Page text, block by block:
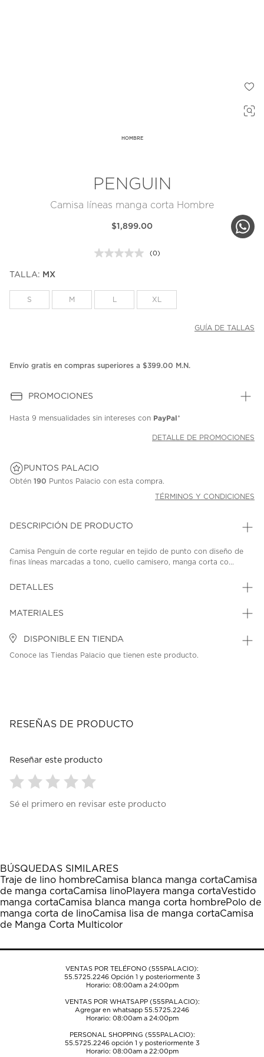
HOMBRE
PENGUIN
Camisa líneas manga corta Hombre
$1,899.00
Sin
la
misma
(0)
TALLA: MX
S M XL
GUÍA DE TALLAS
Envío gratis en compras superiores a $399.00 M.N.
PROMOCIONES
Hasta 9 mensualidades sin intereses con PayPal*
DETALLE DE PROMOCIONES
PUNTOS PALACIO
Obtén 190 Puntos Palacio con esta compra.
TÉRMINOS Y CONDICIONES
DESCRIPCIÓN DE PRODUCTO
Camisa Penguin de corte regular en tejido de punto con diseño de
finas líneas marcadas a tono, cuello camisero, manga corta co...
DETALLES
MATERIALES
DISPONIBLE EN TIENDA
Conoce las Tiendas Palacio que tienen este producto.
RESEÑAS DE PRODUCTO
Reseñar este producto
para
1
estrella
Esta
acción
abrirá
el
formulario
envío.
para
estrellas.
Esta
acción
abrirá
el
formulario
envío.
para
estrellas.
Esta
acción
abrirá
el
formulario
envío.
para
estrellas.
Esta
acción
abrirá
el
formulario
envío.
para
estrellas.
Esta
acción
abrirá
el
formulario
envío.
Sé el primero en revisar este producto
BÚSQUEDAS SIMILARES
Traje de lino hombreCamisa blanca manga cortaCamisa
de manga cortaCamisa linoPlayera manga cortaVestido
manga cortaCamisa blanca manga corta hombrePolo de
manga corta de linoCamisa lisa de manga cortaCamisa
de Manga Corta Multicolor
VENTAS POR TELÉFONO (555PALACIO):
55.5725.2246Opción 1 y posteriormente 3
Horario: 08:00am a 24:00pm
VENTAS POR WHATSAPP (555PALACIO):
Agregar en whatsapp 55.5725.2246
Horario: 08:00am a 24:00pm
PERSONAL SHOPPING (555PALACIO):
55.5725.2246opción 1 y posteriormente 3
Horario: 08:00am a 22:00pm